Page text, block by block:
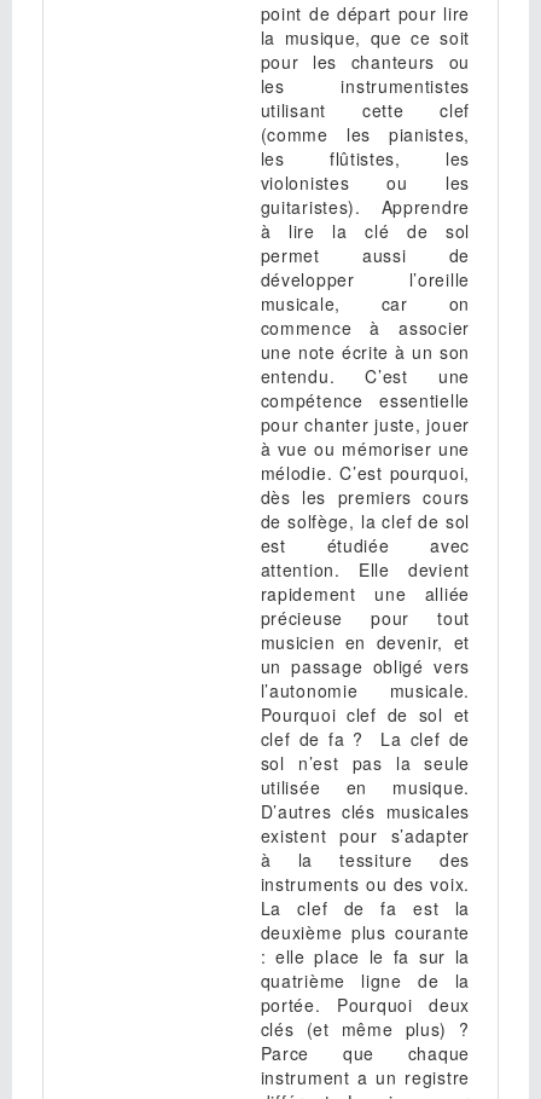
point de départ pour lire
la musique, que ce soit
pour les chanteurs ou
les instrumentistes
utilisant cette clef
(comme les pianistes,
les flûtistes, les
violonistes ou les
guitaristes). Apprendre
à lire la clé de sol
permet aussi de
développer l’oreille
musicale, car on
commence à associer
une note écrite à un son
entendu. C’est une
compétence essentielle
pour chanter juste, jouer
à vue ou mémoriser une
mélodie. C’est pourquoi,
dès les premiers cours
de solfège, la clef de sol
est étudiée avec
attention. Elle devient
rapidement une alliée
précieuse pour tout
musicien en devenir, et
un passage obligé vers
l’autonomie musicale.
Pourquoi clef de sol et
clef de fa ? La clef de
sol n’est pas la seule
utilisée en musique.
D’autres clés musicales
existent pour s’adapter
à la tessiture des
instruments ou des voix.
La clef de fa est la
deuxième plus courante
: elle place le fa sur la
quatrième ligne de la
portée. Pourquoi deux
clés (et même plus) ?
Parce que chaque
instrument a un registre